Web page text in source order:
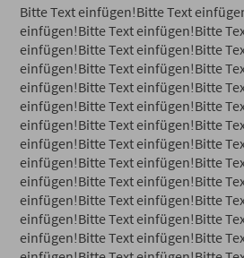
Bitte Text einfügen!Bitte Text
einfügen!Bitte Text einfügen!Bitte
einfügen!Bitte Text einfügen!Bitte
einfügen!Bitte Text einfügen!Bitte
einfügen!Bitte Text einfügen!Bitte
einfügen!Bitte Text einfügen!Bitte
einfügen!Bitte Text einfügen!Bitte
einfügen!Bitte Text einfügen!Bitte
einfügen!Bitte Text einfügen!Bitte
einfügen!Bitte Text einfügen!Bitte
einfügen!Bitte Text einfügen!Bitte
einfügen!Bitte Text einfügen!Bitte
einfügen!Bitte Text einfügen!Bitte